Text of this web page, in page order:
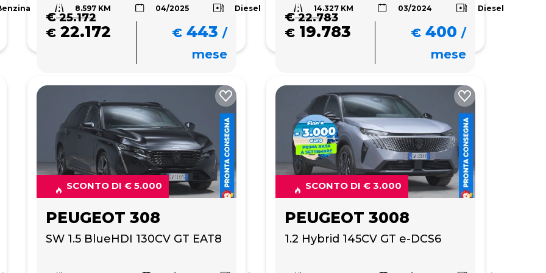
8.597 KM 04/2025 Diesel
€25.172
€ 22.172 € 443 /
mese
14.327 KM 03/2024 Diesel
€22.783
€ 19.783 € 400 /
mese
SCONTO DI € 5.000
PEUGEOT 308
SW 1.5 BlueHDI 130CV GT EAT8
SCONTO DI € 3.000
PEUGEOT 3008
1.2 Hybrid 145CV GT e-DCS6